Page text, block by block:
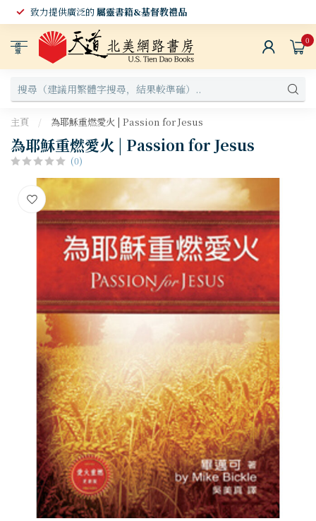
致力提供廣泛的屬靈書籍&基督教禮品
選
單
0
主頁 / 為耶穌重燃愛火 | Passion for Jesus
為耶穌重燃愛火 | Passion for Jesus
(0)